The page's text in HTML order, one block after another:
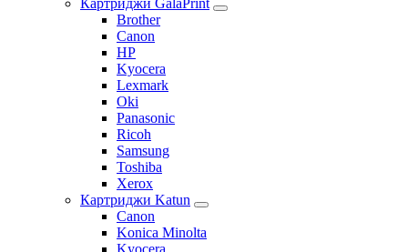
Картриджи GalaPrint
Brother
Canon
HP
Kyocera
Lexmark
Oki
Panasonic
Ricoh
Samsung
Toshiba
Xerox
Картриджи Katun
Canon
Konica Minolta
Kyocera